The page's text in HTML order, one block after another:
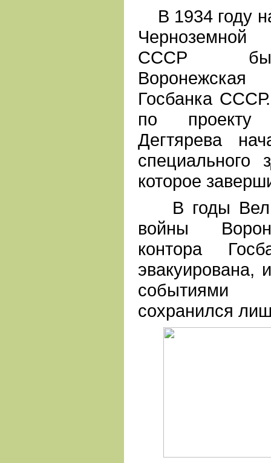
В 1934 году
СССР
Воронежская
Госбанка
по проекту
Дегтярева
специального
которое
В годы
войны
контора
эвакуирована,
сохранился